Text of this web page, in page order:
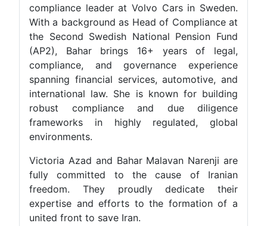
compliance leader at Volvo Cars in Sweden.
With a background as Head of Compliance at
the Second Swedish National Pension Fund
(AP2), Bahar brings 16+ years of legal,
compliance, and governance experience
spanning financial services, automotive, and
international law. She is known for building
robust compliance and due diligence
frameworks in highly regulated, global
environments.
Victoria Azad and Bahar Malavan Narenji are
fully committed to the cause of Iranian
freedom. They proudly dedicate their
expertise and efforts to the formation of a
united front to save Iran.